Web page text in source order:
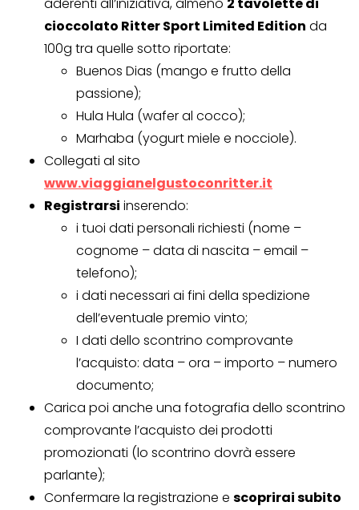
aderenti all’iniziativa, almeno 2 tavolette di
cioccolato Ritter Sport Limited Edition da
100g tra quelle sotto riportate:
Buenos Dias (mango e frutto della
passione);
Hula Hula (wafer al cocco);
Marhaba (yogurt miele e nocciole).
Collegati al sito
www.viaggianelgustoconritter.it
Registrarsi inserendo:
i tuoi dati personali richiesti (nome –
cognome – data di nascita – email –
telefono);
i dati necessari ai fini della spedizione
dell’eventuale premio vinto;
I dati dello scontrino comprovante
l’acquisto: data – ora – importo – numero
documento;
Carica poi anche una fotografia dello scontrino
comprovante l’acquisto dei prodotti
promozionati (lo scontrino dovrà essere
parlante);
Confermare la registrazione e scoprirai subito